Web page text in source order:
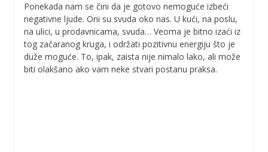
Ponekada nam se čini da je gotovo nemoguće izbeći
negativne ljude. Oni su svuda oko nas. U kući, na poslu,
na ulici, u prodavnicama, svuda… Veoma je bitno izaći iz
tog začaranog kruga, i održati pozitivnu energiju što je
duže moguće. To, ipak, zaista nije nimalo lako, ali može
biti olakšano ako vam neke stvari postanu praksa.